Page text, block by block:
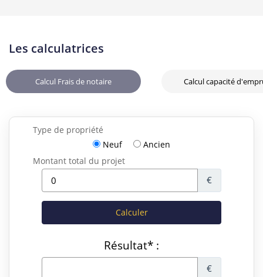
Les calculatrices
Calcul Frais de notaire Calcul capacité